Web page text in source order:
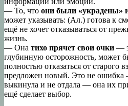
— То, что они были «украдены»
может указывать: (Ал.) готова к
ещё не хочет отказываться от
жизнь.
— Она тихо прячет свои очки —
глубинную осторожность, может
полностью отказаться от старого
предложен новый. Это не ошибка
выкинула и не отдала — она их
ещё сделает выбор.